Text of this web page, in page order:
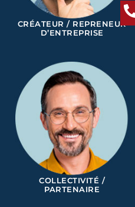
CRÉATEUR / REPRENEUR
D’ENTREPRISE
COLLECTIVITÉ /
PARTENAIRE